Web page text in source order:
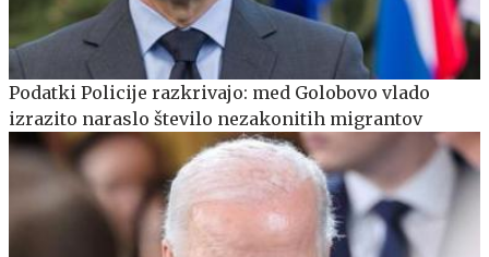
Podatki Policije razkrivajo: med Golobovo vlado
izrazito naraslo število nezakonitih migrantov